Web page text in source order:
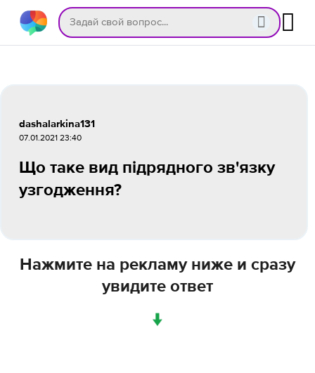
dashalarkina131
07.01.2021 23:40
Що таке вид підрядного зв'язку
узгодження?
Нажмите на рекламу ниже и сразу
увидите ответ
↓